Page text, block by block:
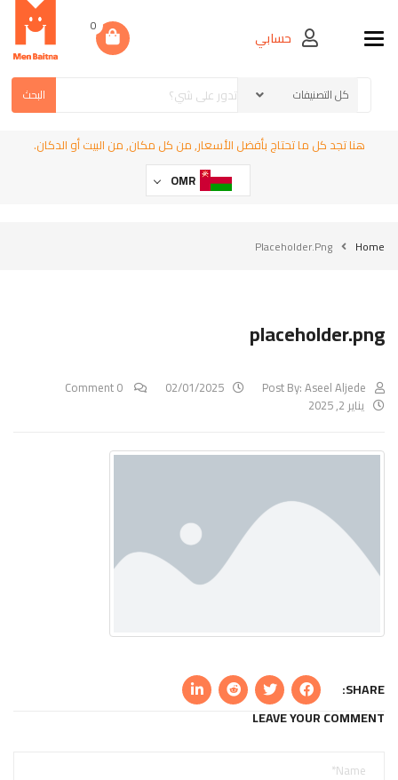
Toggle navigationحسابي
0
البحث
هنا تجد كل ما تحتاج بأفضل الأسعار, من كل مكان, من البيت أو الدكان.
OMR
Home
Placeholder.png
placeholder.png
Post By:Aseel Aljede
02/01/2025
يناير 2, 2025
SHARE:
LEAVE YOUR COMMENT